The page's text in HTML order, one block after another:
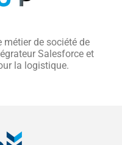
de société de
Salesforce et
la logistique.